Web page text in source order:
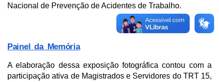
Nacional de Prevenção de Acidentes de Trabalho.
Painel da Memória
A elaboração dessa exposição fotográfica contou com a
participação ativa de Magistrados e Servidores do TRT 15,